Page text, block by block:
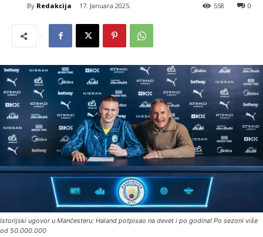
By Redakcija 17. Januara 2025. 0
558
Istorijski ugovor u Mančesteru: Haland potpisao na devet i po godina! Po sezoni više
od 50.000.000